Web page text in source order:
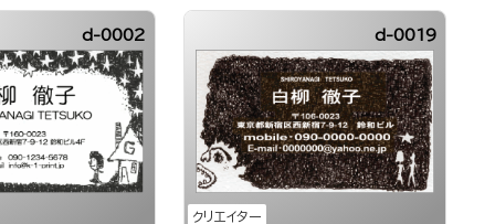
d-0002
クリエイター
d-0019